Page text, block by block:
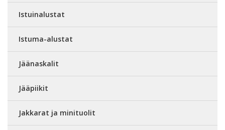
Istuinalustat
Istuma-alustat
Jäänaskalit
Jääpiikit
Jakkarat ja minituolit